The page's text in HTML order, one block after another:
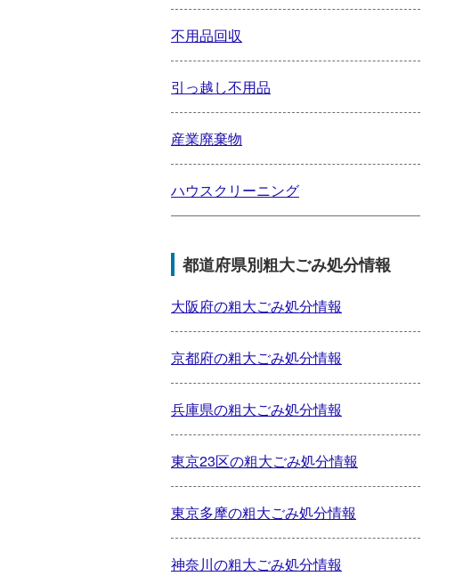
不用品回収
引っ越し不用品
産業廃棄物
ハウスクリーニング
都道府県別粗大ごみ処分情報
大阪府の粗大ごみ処分情報
京都府の粗大ごみ処分情報
兵庫県の粗大ごみ処分情報
東京23区の粗大ごみ処分情報
東京多摩の粗大ごみ処分情報
神奈川の粗大ごみ処分情報